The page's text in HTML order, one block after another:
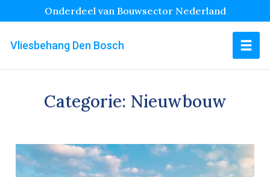
Onderdeel van Bouwsector Nederland
Vliesbehang Den Bosch
Categorie: Nieuwbouw